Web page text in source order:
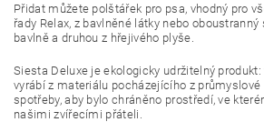
Přidat můžete polštářek pro psa, vhodný pro
řady Relax, z bavlněné látky nebo
bavlně a druhou z hřejivého plyše.
Siesta Deluxe je ekologicky udržitelný
vyrábí z materiálu pocházejícího z
spotřeby, aby bylo chráněno prostředí, ve
našimi zvířecími přáteli.